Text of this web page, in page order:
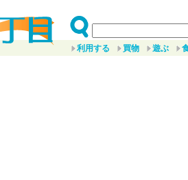
利用する 買物 遊ぶ